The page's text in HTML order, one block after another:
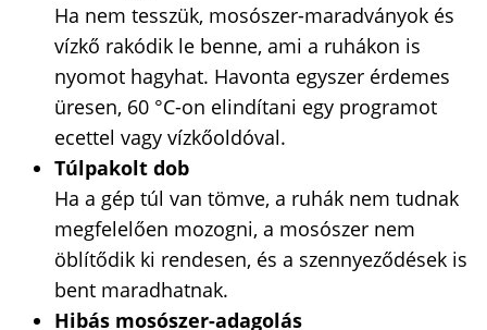
Ha nem tesszük, mosószer-maradványok és
vízkő rakódik le benne, ami a ruhákon is
nyomot hagyhat. Havonta egyszer érdemes
üresen, 60 °C-on elindítani egy programot
ecettel vagy vízkőoldóval.
Túlpakolt dob
Ha a gép túl van tömve, a ruhák nem tudnak
megfelelően mozogni, a mosószer nem
öblítődik ki rendesen, és a szennyeződések is
bent maradhatnak.
Hibás mosószer-adagolás